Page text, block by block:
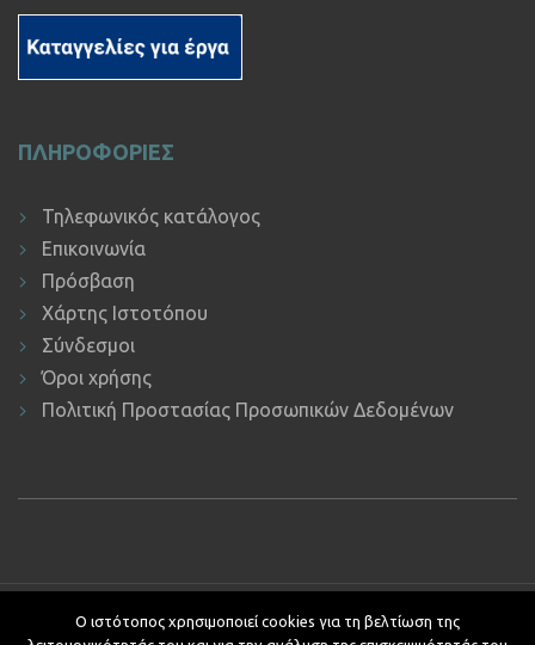
ΠΛΗΡΟΦΟΡΙΕΣ
Τηλεφωνικός κατάλογος
Επικοινωνία
Πρόσβαση
Χάρτης Ιστοτόπου
Σύνδεσμοι
Όροι χρήσης
Πολιτική Προστασίας Προσωπικών Δεδομένων
Copyright © 2019 ΕΚΔΔΑ.Υποστήριξη ιστοτόπου: Τμήμα
Ο ιστότοπος χρησιμοποιεί cookies για τη βελτίωση της